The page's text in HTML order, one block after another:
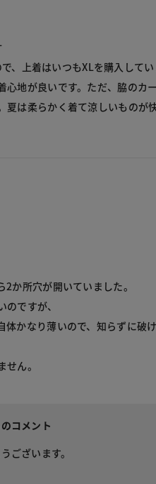
、上着はいつもXLを購入して
心地が良いです。ただ、脇のカ
夏は柔らかく着て涼しいものが
か所穴が開いていました。
ですが、
体かなり薄いので、知らずに破
ん。
コメント
ございます。